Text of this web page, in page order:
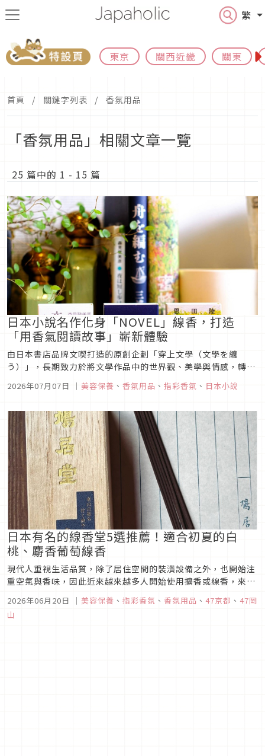
繁
東京 關西近畿 關東
首頁 關鍵字列表 香氛用品
「香氛用品」相關文章一覽
25 篇中的 1 - 15 篇
日本小說名作化身「NOVEL」線香，打造
「用香氣閱讀故事」嶄新體驗
由日本書店品牌文喫打造的原創企劃「穿上文學（文學を纏
う）」，長期致力於將文學作品中的世界觀、美學與情感，轉化
夏天，品牌首度推出線香系列「NOVEL」，以「用香氣閱讀故
2026年07月07日 ｜ 美容保養 、 香氛用品 、 指彩香氛 、 日本小說
日本有名的線香堂5選推薦！適合初夏的白
桃、麝香葡萄線香
現代人重視生活品質，除了居住空間的裝潢設備之外，也開始注
重空氣與香味，因此近來越來越多人開始使用擴香或線香，來打
走入「線香」的世界吧！
2026年06月20日 ｜ 美容保養 、 指彩香氛 、 香氛用品 、 47京都 、 47岡
山